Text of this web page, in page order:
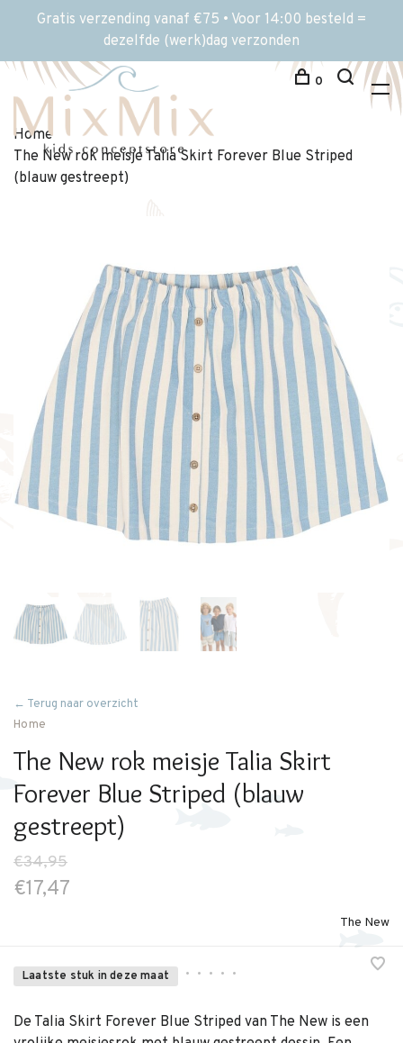
Gratis verzending vanaf €75 • Voor 14:00 besteld =
dezelfde (werk)dag verzonden
0
Home
The New rok meisje Talia Skirt Forever Blue Striped
(blauw gestreept)
← Terug naar overzicht
Home
The New rok meisje Talia Skirt
Forever Blue Striped (blauw
gestreept)
€34,95
€17,47
The New
Laatste stuk in deze maat • • • • •
De Talia Skirt Forever Blue Striped van The New is een